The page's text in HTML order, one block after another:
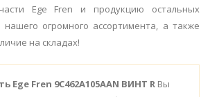
Ege Fren и продукцию остальных
огромного ассортимента, а также
на складах!
Ege Fren 9C462A105AAN ВИНТ R Вы